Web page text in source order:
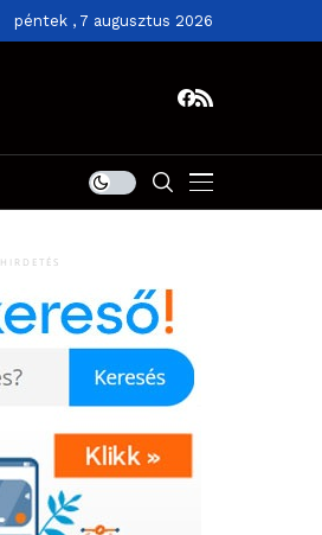
péntek , 7 augusztus 2026
HIRDETÉS